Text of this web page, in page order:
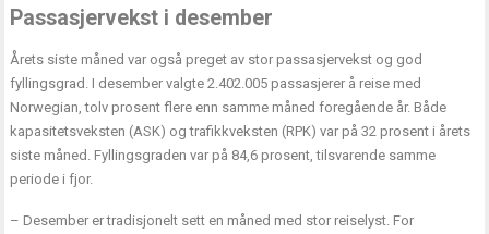
Passasjervekst i desember
Årets siste måned var også preget av stor passasjervekst og god
fyllingsgrad. I desember valgte 2.402.005 passasjerer å reise med
Norwegian, tolv prosent flere enn samme måned foregående år. Både
kapasitetsveksten (ASK) og trafikkveksten (RPK) var på 32 prosent i årets
siste måned. Fyllingsgraden var på 84,6 prosent, tilsvarende samme
periode i fjor.
– Desember er tradisjonelt sett en måned med stor reiselyst. For